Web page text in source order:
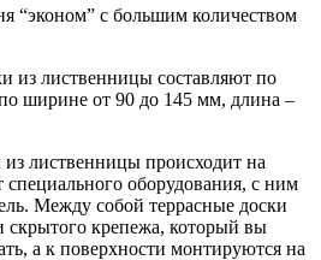
“эконом” с большим количеством
из лиственницы составляют по
ширине от 90 до 145 мм, длина –
лиственницы происходит на
специального оборудования, с ним
Между собой террасные доски
крепежа, который вы
а к поверхности монтируются на